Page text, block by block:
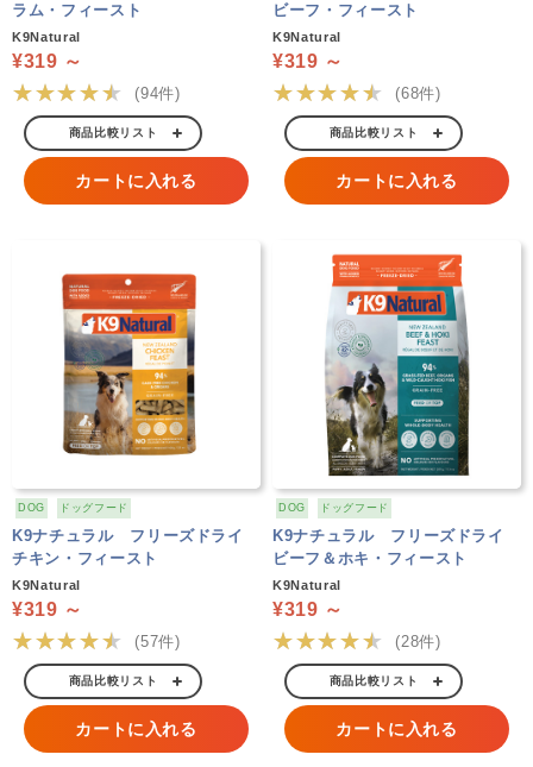
ラム・フィースト
K9Natural
¥319 ～
★★★★★ (94件)
商品比較リスト
カートに入れる
ビーフ・フィースト
K9Natural
¥319 ～
★★★★★ (68件)
商品比較リスト
カートに入れる
DOG ドッグフード
K9ナチュラル フリーズドライ
チキン・フィースト
K9Natural
¥319 ～
★★★★★ (57件)
商品比較リスト
カートに入れる
DOG ドッグフード
K9ナチュラル フリーズドライ
ビーフ＆ホキ・フィースト
K9Natural
¥319 ～
★★★★★ (28件)
商品比較リスト
カートに入れる